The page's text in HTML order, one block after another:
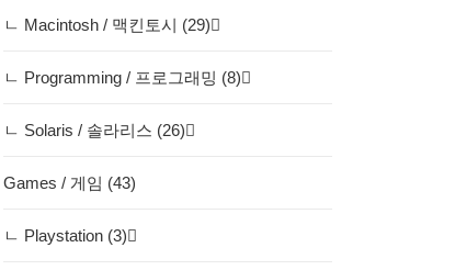
ㄴ Macintosh / 맥킨토시 (29)
ㄴ Programming / 프로그래밍 (8)
ㄴ Solaris / 솔라리스 (26)
Games / 게임 (43)
ㄴ Playstation (3)